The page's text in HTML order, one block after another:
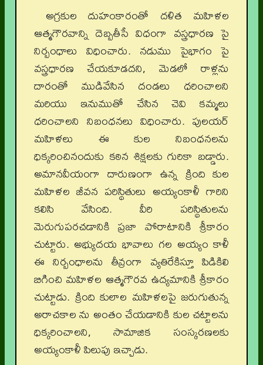
అగ్రకుల దుహంకారంతో దళిత మహిళల
ఆత్మగౌరవాన్ని దెబ్బతీసే విధంగా వస్త్రధారణ పై
నిర్బంధాలు విధించారు. నడుము పైభాగం పై
వస్త్రధారణ చేయకూడదని, మెడలో రాళ్లను
దారంతో ముడివేసిన దండలు ధరించాలని
మరియు ఇనుముతో చేసిన చెవి కమ్మలు
ధరించాలని నిబంధనలు విధించారు. పులయర్
మహిళలు ఈ కుల నిబంధనలను
ధిక్కరించినందుకు కఠిన శిక్షలకు గురికా బడ్డారు.
అమానవీయంగా దారుణంగా ఉన్న క్రింది కుల
మహిళల జీవన పరిస్థితులు అయ్యంకాళీ గారిని
కలిసి వేసింది. వీరి పరిస్థితులను
మెరుగుపరచడానికి ప్రజా పోరాటానికి శ్రీకారం
చుట్టారు. అభ్యుదయ భావాలు గల అయ్యం కాళీ
ఈ నిర్బంధాలను తీవ్రంగా వ్యతిరేకిస్తూ పిడికిలి
బిగించి మహిళల ఆత్మగౌరవ ఉద్యమానికి శ్రీకారం
చుట్టాడు. క్రింది కులాల మహిళలపై జరుగుతున్న
అరాచకాల ను అంతం చేయడానికి కుల చట్టాలను
ధిక్కరించాలని, సామాజిక సంస్కరణలకు
అయ్యంకాళీ పిలుపు ఇచ్చాడు.